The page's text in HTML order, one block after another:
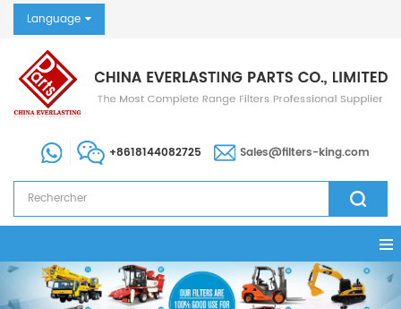
Language
+8618144082725 Sales@filters-king.com